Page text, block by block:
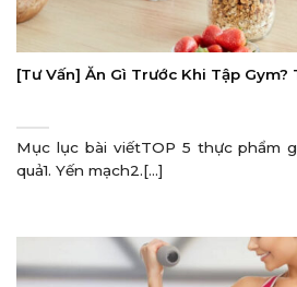
[Tư Vấn] Ăn Gì Trước Khi Tập Gym?
Mục lục bài viếtTOP 5 thực phẩm
quả1. Yến mạch2.[...]